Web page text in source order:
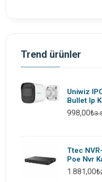
Trend ürünler
Uniwiz
Bullet Ip
998,00₺
Ttec
Poe Nvr
1.881,00₺